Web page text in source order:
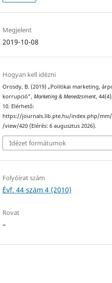
Megjelent
2019-10-08
Hogyan kell idézni
Orosdy, B. (2019) „Politikai marketing,
korrupció”,Marketing & Menedzsment,
10. Elérhető:
https://journals.lib.pte.hu/index.php/
/view/420 (Elérés: 6 augusztus 2026).
Idézet formátumok
Folyóirat szám
Évf. 44 szám 4 (2010)
Rovat
–